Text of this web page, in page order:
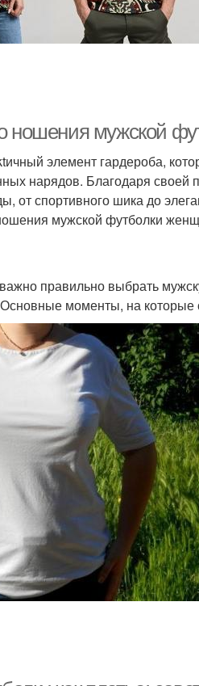
ношения мужской
элемент гардероба,
нарядов. Благодаря своей
от спортивного шика до
мужской футболки
правильно выбрать
моменты, на которые